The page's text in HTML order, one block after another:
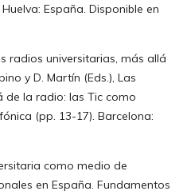
España. Disponible en
radios universitarias, más allá
y D. Martín (Eds.), Las
de la radio: las Tic como
(pp. 13-17). Barcelona:
como medio de
en España. Fundamentos